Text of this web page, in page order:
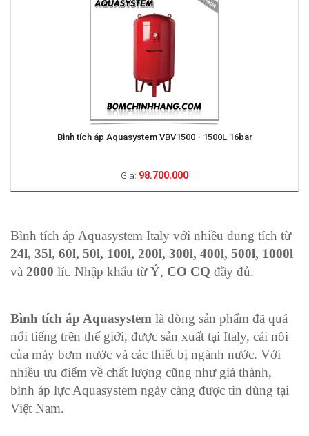
Bình tích áp Aquasystem VBV1500 - 1500L 16bar
Giá: 98.700.000
Bình tích áp Aquasystem Italy với nhiều dung tích từ
24l, 35l, 60l, 50l, 100l, 200l, 300l, 400l, 500l, 1000l
và 2000 lít. Nhập khẩu từ Ý, CO CQ đầy đủ.
Bình tích áp Aquasystem là dòng sản phẩm đã quá
nổi tiếng trên thế giới, được sản xuất tại Italy, cái nôi
của máy bơm nước và các thiết bị ngành nước. Với
nhiều ưu điểm về chất lượng cũng như giá thành,
bình áp lực Aquasystem ngày càng được tin dùng tại
Việt Nam.